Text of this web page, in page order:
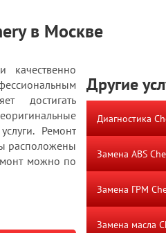
в Москве
качественно
достигать
Ремонт
расположены
можно по
Другие
Диагностика
Замена ABS
Замена ГРМ
Замена масла